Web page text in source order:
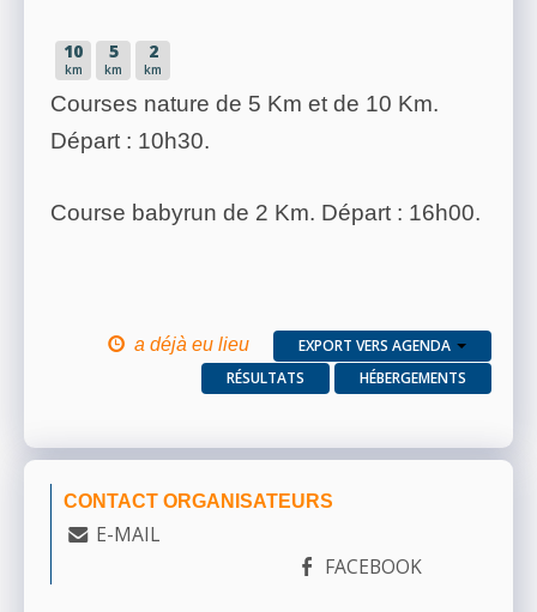
10
km
5
km
2
km
Courses nature de 5 Km et de 10 Km.
Départ : 10h30.
Course babyrun de 2 Km. Départ : 16h00.
a déjà eu lieu
EXPORT VERS AGENDA
RÉSULTATS
HÉBERGEMENTS
CONTACT ORGANISATEURS
E-MAIL
FACEBOOK